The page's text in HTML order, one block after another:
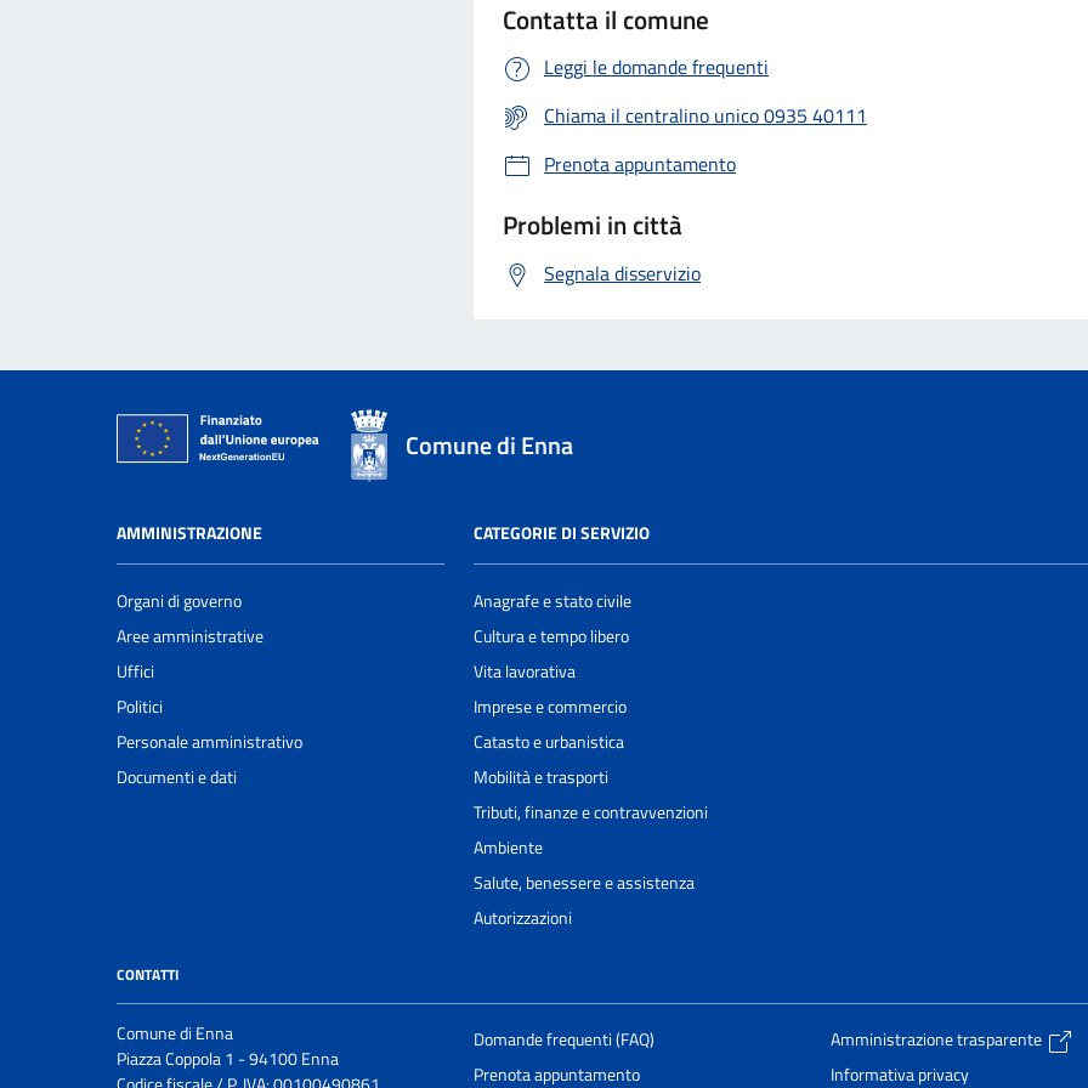
Contatta il comune
Leggi le domande frequenti
Chiama il centralino unico 0935 40111
Prenota appuntamento
Problemi in città
Segnala disservizio
Comune di Enna
AMMINISTRAZIONE
Organi di governo
Aree amministrative
Uffici
Politici
Personale amministrativo
Documenti e dati
CATEGORIE DI SERVIZIO
Anagrafe e stato civile
Cultura e tempo libero
Vita lavorativa
Imprese e commercio
Catasto e urbanistica
Mobilità e trasporti
Tributi, finanze e contravvenzioni
Ambiente
Salute, benessere e assistenza
Autorizzazioni
CONTATTI
Comune di Enna
Piazza Coppola 1 - 94100 Enna
Domande frequenti (FAQ)
Prenota appuntamento
Amministrazione trasparente
Informativa privacy